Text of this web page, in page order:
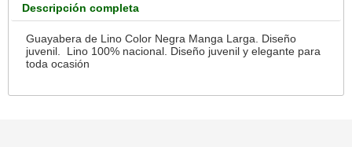
Descripción completa
Guayabera de Lino Color Negra Manga Larga. Diseño
juvenil. Lino 100% nacional. Diseño juvenil y elegante para
toda ocasión